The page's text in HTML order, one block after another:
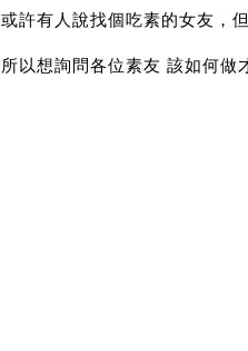
或許有人說找個吃素的女友，
所以想詢問各位素友 該如何做